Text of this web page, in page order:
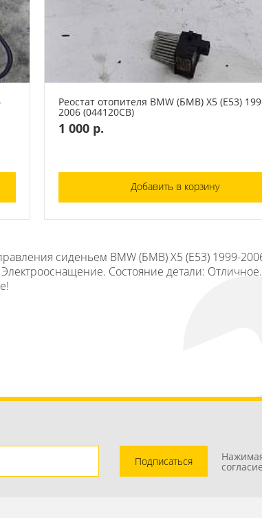
Реостат отопителя BMW (БМВ) X5 (E53)
2006 (044120СВ)
1 000 р.
Добавить в корзину
сиденьем BMW (БМВ) X5 (E53) 1999-
Состояние детали:
Подписаться